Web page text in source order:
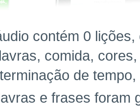
contém 0
comida,
de
e frases foram